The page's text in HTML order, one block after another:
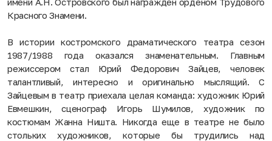
Красного Знамени.
В истории костромского драматического театра сезон
1987/1988 года оказался знаменательным. Главным
режиссером стал Юрий Федорович Зайцев, человек
талантливый, интересно и оригинально мыслящий. С
Зайцевым в театр приехала целая команда: художник Юрий
Евмешкин, сценограф Игорь Шумилов, художник по
костюмам Жанна Ништа. Никогда еще в театре не было
стольких художников, которые бы трудились над